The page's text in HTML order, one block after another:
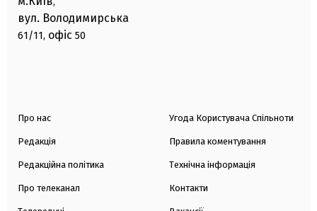
вул. Володимирська
61/11, офіс 50
Про нас
Редакція
Редакційна політика
Про телеканал
Угода Користувача Спільноти
Правила коментування
Технічна інформація
Контакти